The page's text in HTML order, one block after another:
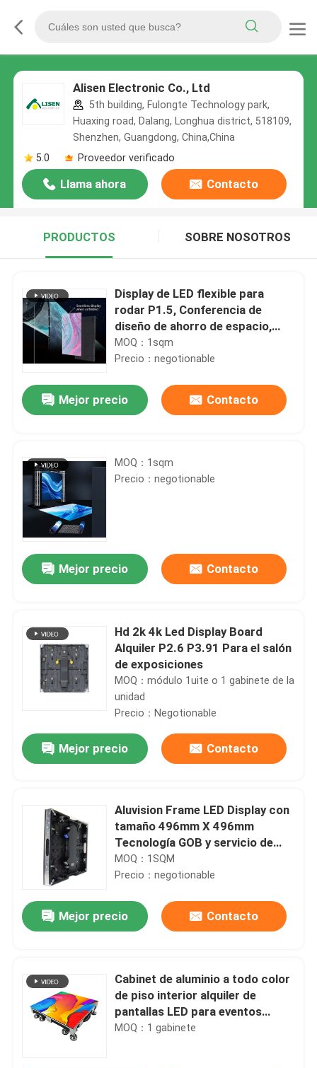
Alisen Electronic Co., Ltd
5th building, Fulongte Technology park,
Huaxing road, Dalang, Longhua district, 518109,
Shenzhen, Guangdong, China,China
5.0
Proveedor verificado
Llama ahora Contacto
PRODUCTOS SOBRE NOSOTROS
Display de LED flexible para
rodar P1.5, Conferencia de
diseño de ahorro de espacio,
espectáculos, teatro
MOQ：1sqm
Precio：negotionable
Mejor precio Contacto
MOQ：1sqm
Precio：negotionable
Mejor precio Contacto
Hd 2k 4k Led Display Board
Alquiler P2.6 P3.91 Para el salón
de exposiciones
MOQ：módulo 1uite o 1 gabinete de la
unidad
Precio：Negotionable
Mejor precio Contacto
Aluvision Frame LED Display con
tamaño 496mm X 496mm
Tecnología GOB y servicio de
primera mano
MOQ：1SQM
Precio：negotionable
Mejor precio Contacto
Cabinet de aluminio a todo color
de piso interior alquiler de
pantallas LED para eventos
diseño curvo
MOQ：1 gabinete